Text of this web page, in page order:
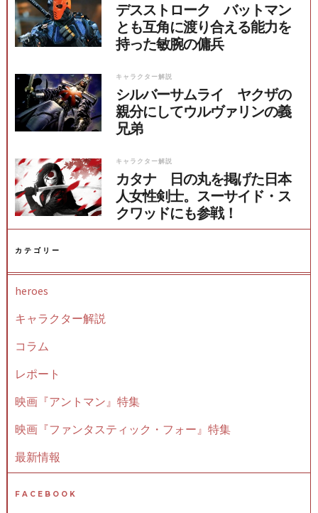
デスストローク バットマン
とも互角に渡り合える能力を
持った敏腕の傭兵
キャラクター解説
シルバーサムライ ヤクザの
親分にしてウルヴァリンの義
兄弟
キャラクター解説
カタナ 日の丸を掲げた日本
人女性剣士。スーサイド・ス
クワッドにも参戦！
カテゴリー
heroes
キャラクター解説
コラム
レポート
映画『アントマン』特集
映画『ファンタスティック・フォー』特集
最新情報
FACEBOOK